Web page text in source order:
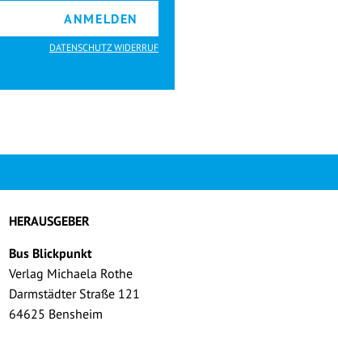
ANMELDEN
DATENSCHUTZ WIDERRUF
HERAUSGEBER
Bus Blickpunkt
Verlag Michaela Rothe
Darmstädter Straße 121
64625 Bensheim